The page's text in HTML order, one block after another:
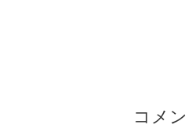
コメン